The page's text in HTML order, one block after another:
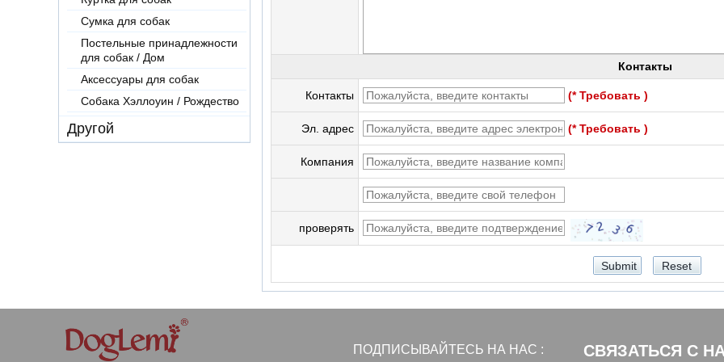
Сумка для собак
Постельные принадлежности
для собак / Дом
Аксессуары для собак
Собака Хэллоуин / Рождество
Другой
Контакты
Контакты (* Требовать )
Эл. адрес (* Требовать )
Компания
проверять
ПОДПИСЫВАЙТЕСЬ НА НАС : СВЯЗАТЬСЯ С